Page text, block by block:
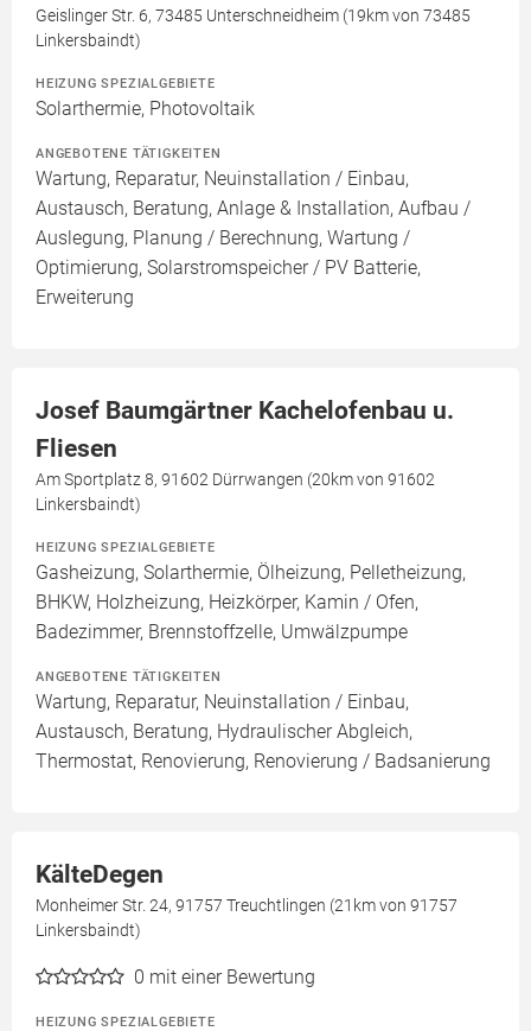
Geislinger Str. 6, 73485 Unterschneidheim (19km von 73485
Linkersbaindt)
HEIZUNG SPEZIALGEBIETE
Solarthermie, Photovoltaik
ANGEBOTENE TÄTIGKEITEN
Wartung, Reparatur, Neuinstallation / Einbau,
Austausch, Beratung, Anlage & Installation, Aufbau /
Auslegung, Planung / Berechnung, Wartung /
Optimierung, Solarstromspeicher / PV Batterie,
Erweiterung
Josef Baumgärtner Kachelofenbau u.
Fliesen
Am Sportplatz 8, 91602 Dürrwangen (20km von 91602
Linkersbaindt)
HEIZUNG SPEZIALGEBIETE
Gasheizung, Solarthermie, Ölheizung, Pelletheizung,
BHKW, Holzheizung, Heizkörper, Kamin / Ofen,
Badezimmer, Brennstoffzelle, Umwälzpumpe
ANGEBOTENE TÄTIGKEITEN
Wartung, Reparatur, Neuinstallation / Einbau,
Austausch, Beratung, Hydraulischer Abgleich,
Thermostat, Renovierung, Renovierung / Badsanierung
KälteDegen
Monheimer Str. 24, 91757 Treuchtlingen (21km von 91757
Linkersbaindt)
0 mit einer Bewertung
HEIZUNG SPEZIALGEBIETE